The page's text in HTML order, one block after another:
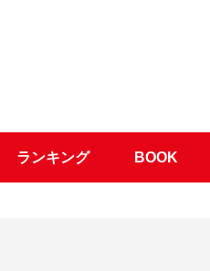
ランキング BOOK